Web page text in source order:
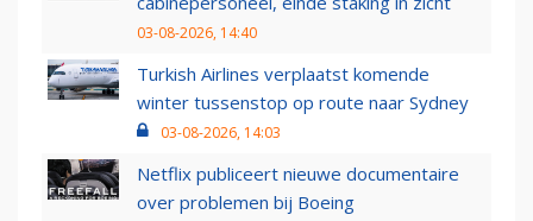
03-08-2026, 14:40
Turkish Airlines verplaatst komende
winter tussenstop op route naar Sydney
03-08-2026, 14:03
Netflix publiceert nieuwe documentaire
over problemen bij Boeing